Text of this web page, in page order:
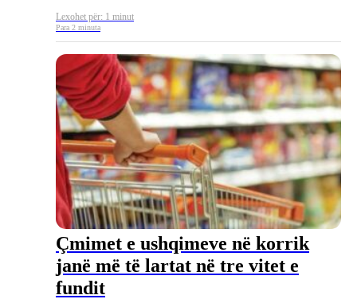
Lexohet për: 1 minut
Para 2 minuta
Çmimet e ushqimeve në korrik
janë më të lartat në tre vitet e
fundit